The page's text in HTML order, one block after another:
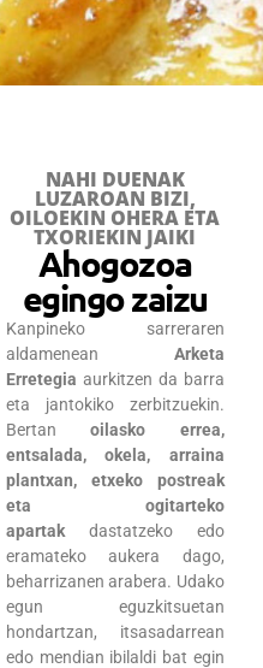
NAHI DUENAK
LUZAROAN BIZI,
OILOEKIN OHERA ETA
TXORIEKIN JAIKI
Ahogozoa
egingo zaizu
Kanpineko sarreraren
aldamenean Arketa
Erretegia aurkitzen da barra
eta jantokiko zerbitzuekin.
Bertanoilasko errea,
entsalada, okela, arraina
plantxan, etxeko postreak
eta ogitarteko
apartak dastatzeko edo
eramateko aukera dago,
beharrizanen arabera. Udako
egun eguzkitsuetan
hondartzan, itsasadarrean
edo mendian ibilaldi bat egin